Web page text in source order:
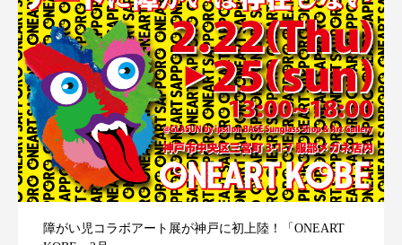
障がい児コラボアート展が神戸に初上陸！「ONEART